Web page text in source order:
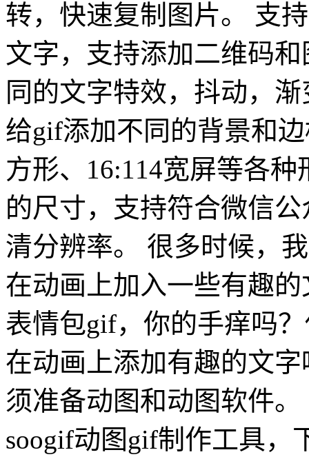
转，快速复制图片。 支
文字，支持添加二维码
同的文字特效，抖动，
给gif添加不同的背景和
方形、16:114宽屏等各
的尺寸，支持符合微信
清分辨率。 很多时候，
在动画上加入一些有趣
表情包gif，你的手痒吗
在动画上添加有趣的文
须准备动图和动图软件
soogif动图gif制作工具，